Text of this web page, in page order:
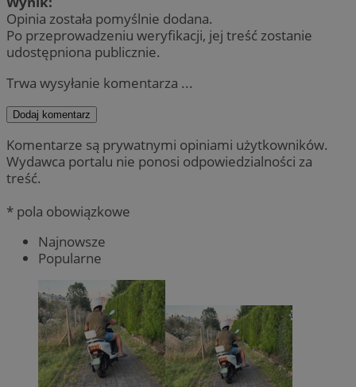
Opinia została pomyślnie dodana.
Po przeprowadzeniu weryfikacji, jej treść zostanie
udostępniona publicznie.
Trwa wysyłanie komentarza ...
Dodaj komentarz
Komentarze są prywatnymi opiniami użytkowników.
Wydawca portalu nie ponosi odpowiedzialności za
treść.
* pola obowiązkowe
Najnowsze
Popularne